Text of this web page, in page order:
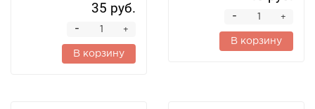
35 руб.
+
-
В корзину
+
-
В корзину